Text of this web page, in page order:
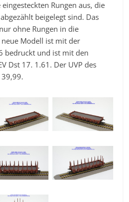
Rungen aus, die
beigelegt sind. Das
ohne Rungen in die
Modell ist mit der
bedruckt und ist mit den
Dst 17. 1.61. Der UVP des